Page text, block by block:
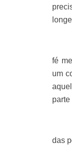
fé
um
das